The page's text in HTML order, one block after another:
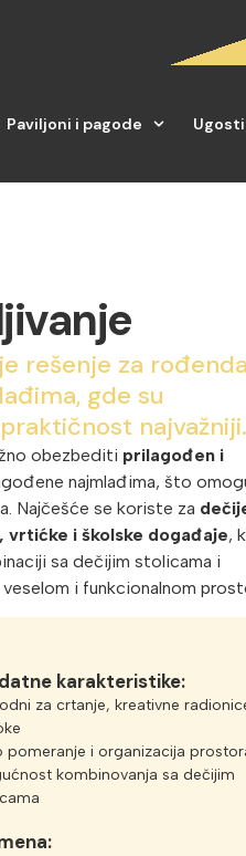
Paviljoni i pagode
rešenje za
gde su
najvažniji.
obezbediti prilagođen i
najmlađima, što
Najčešće se koriste za
i školske događaje,
sa dečijim stolicama i
i funkcionalnom
karakteristike:
za crtanje, kreativne
pomeranje i organizacija
kombinovanja sa dečijim